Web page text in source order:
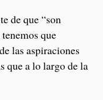
de que “son
que
las aspiraciones
que a lo largo de la